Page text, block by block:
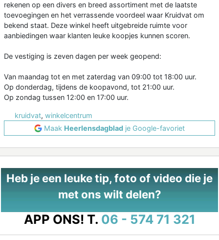
rekenen op een divers en breed assortiment met de laatste
toevoegingen en het verrassende voordeel waar Kruidvat om
bekend staat. Deze winkel heeft uitgebreide ruimte voor
aanbiedingen waar klanten leuke koopjes kunnen scoren.
De vestiging is zeven dagen per week geopend:
Van maandag tot en met zaterdag van 09:00 tot 18:00 uur.
Op donderdag, tijdens de koopavond, tot 21:00 uur.
Op zondag tussen 12:00 en 17:00 uur.
kruidvat, winkelcentrum
Maak Heerlensdagblad je Google-favoriet
Heb je een leuke tip, foto of video die je
met ons wilt delen?
APP ONS! T. 06 - 574 71 321